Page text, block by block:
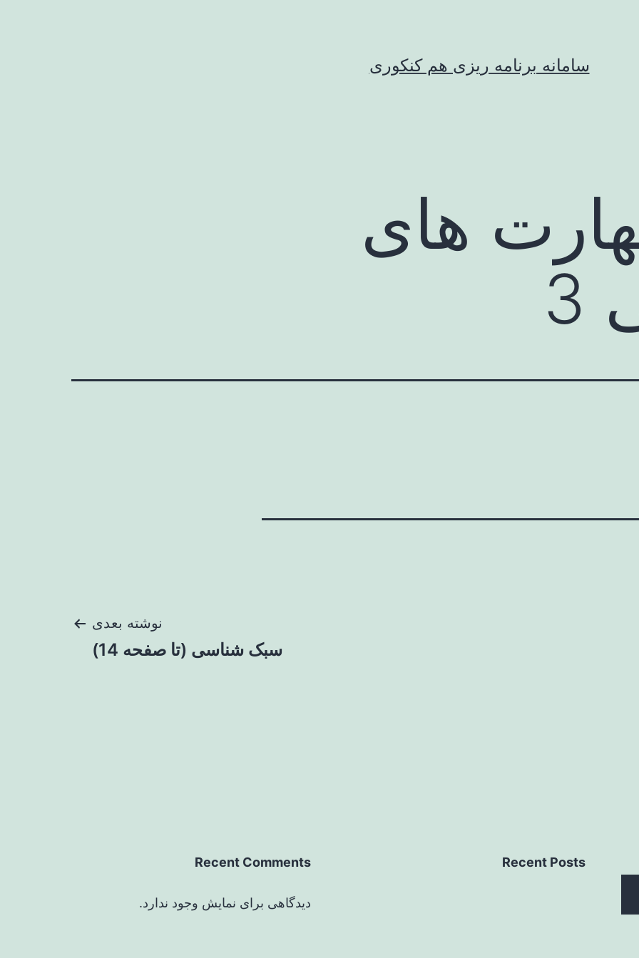
سامانه برنامه ریزی هم کنکوری
های
نوشته بعدی
سبک شناسی (تا صفحه 14)
Recent Posts
Recent Comments
دیدگاهی برای نمایش وجود ندارد.